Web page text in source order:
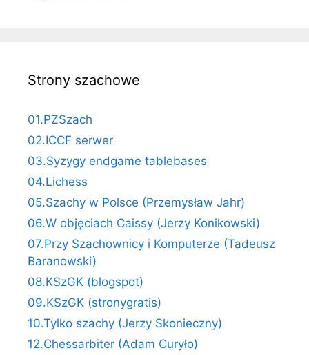
Strony szachowe
01.PZSzach
02.ICCF serwer
03.Syzygy endgame tablebases
04.Lichess
05.Szachy w Polsce (Przemysław Jahr)
06.W objęciach Caissy (Jerzy Konikowski)
07.Przy Szachownicy i Komputerze (Tadeusz
Baranowski)
08.KSzGK (blogspot)
09.KSzGK (stronygratis)
10.Tylko szachy (Jerzy Skonieczny)
12.Chessarbiter (Adam Curyło)